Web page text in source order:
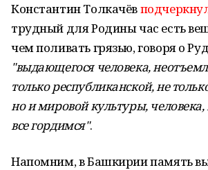
Константин Толкачёв
трудный для Родины час есть
чем поливать грязью, говоря о
"выдающегося человека,
только республиканской, не
но и мировой культуры,
все гордимся".
Напомним, в Башкирии память